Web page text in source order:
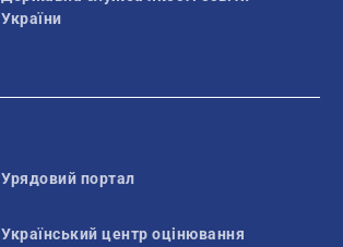
України
Урядовий портал
Український центр оцінювання